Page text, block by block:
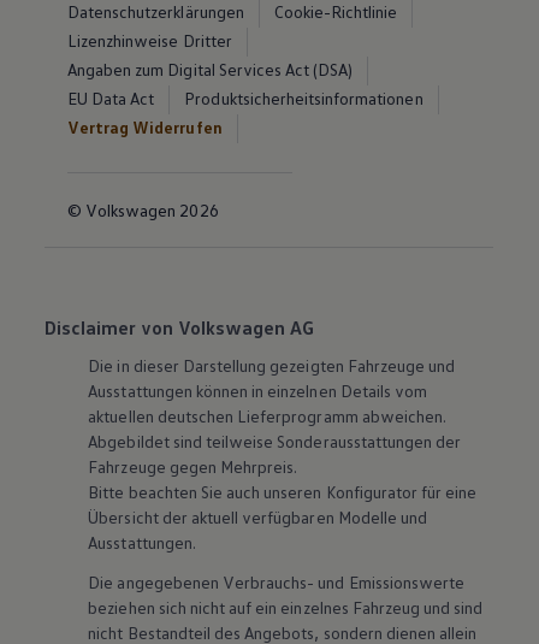
Datenschutzerklärungen
Cookie-Richtlinie
Lizenzhinweise Dritter
Angaben zum Digital Services Act (DSA)
EU Data Act
Produktsicherheitsinformationen
Vertrag Widerrufen
© Volkswagen 2026
Disclaimer von Volkswagen AG
Die in dieser Darstellung gezeigten Fahrzeuge und
Ausstattungen können in einzelnen Details vom
aktuellen deutschen Lieferprogramm abweichen.
Abgebildet sind teilweise Sonderausstattungen der
Fahrzeuge gegen Mehrpreis.
Bitte beachten Sie auch unseren Konfigurator für eine
Übersicht der aktuell verfügbaren Modelle und
Ausstattungen.
Die angegebenen Verbrauchs- und Emissionswerte
beziehen sich nicht auf ein einzelnes Fahrzeug und sind
nicht Bestandteil des Angebots, sondern dienen allein